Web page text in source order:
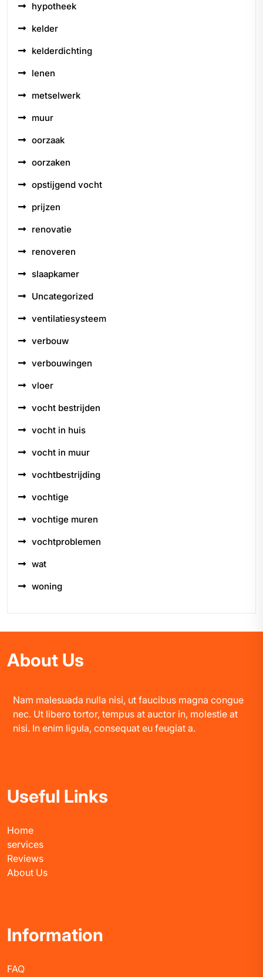
hypotheek
kelder
kelderdichting
lenen
metselwerk
muur
oorzaak
oorzaken
opstijgend vocht
prijzen
renovatie
renoveren
slaapkamer
Uncategorized
ventilatiesysteem
verbouw
verbouwingen
vloer
vocht bestrijden
vocht in huis
vocht in muur
vochtbestrijding
vochtige
vochtige muren
vochtproblemen
wat
woning
About Us
Nam malesuada nulla nisi, ut faucibus magna congue
nec. Ut libero tortor, tempus at auctor in, molestie at
nisi. In enim ligula, consequat eu feugiat a.
Useful Links
Home
services
Reviews
About Us
Information
FAQ